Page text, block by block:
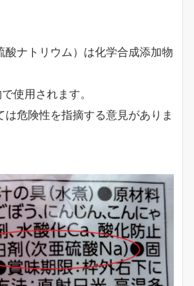
酸ナトリウム）は化学合成添加物
使用されます。
は危険性を指摘する意見がありま